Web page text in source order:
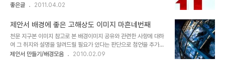
트"는 그 중 하나라고 생각합니다... 이글은 몇 해 전 한겨레 한토마에
글입니다. 좋은 글을 더욱 많은 분들과 함께하고자 하는 마음으로... 변
신(變身)은 이 시대의 필연인가? 중도보수적이며 거기에 자유주의적
기질까지 다분했던 기존의 내 자신이 지난 한 해 동안 발 디디고 있는
이땅의 정치, 사회적 현실을 바라보며 그 암울함으로 인하여 결국 ‘선
명한 진보주의자’로의 변신을 시도할 수 밖에 없다는 자못 나로서는 비
좋은글 2011.04.02
제안서 배경에 좋은 고해상도 이미지 마흔네번째
천문 지구본 이미지 참고로 본 배경이미지 공유와 관련한 사항에 대하
여 그 취지와 설명을 알려드릴 필요가 있다는 판단으로 첨언을 추가합
니다. 처음 제안서와 관련한 포스팅을 주제로 설정하고 블로그에 글을
제안서 만들기/배경모음 2010.02.09